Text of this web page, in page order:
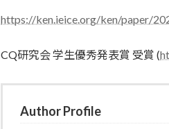
https://ken.ieice.org/ken/paper/
CQ研究会 学生優秀発表賞 受賞 (
Author Profile